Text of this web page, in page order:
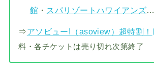
館 ・ スパリゾートハワイアンズ…
⇒アソビュー!（asoview）超特割！
料・各チケットは売り切れ次第終了